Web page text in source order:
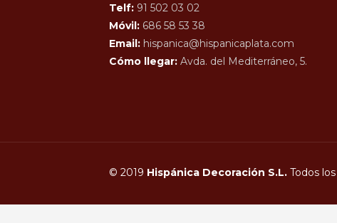
Telf: 91 502 03 02
Móvil: 686 58 53 38
Email: hispanica@hispanicaplata.com
Cómo llegar: Avda. del Mediterráneo, 5.
© 2019 Hispánica Decoración S.L.Todos